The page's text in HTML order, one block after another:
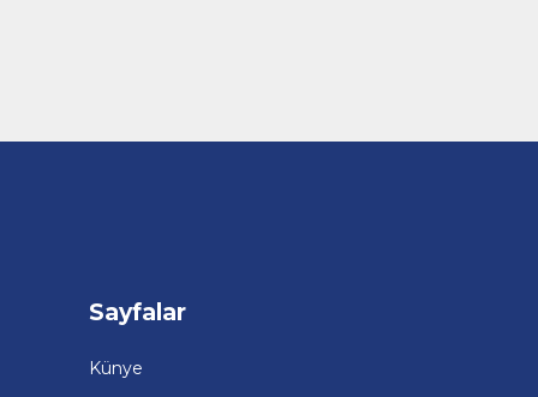
Sayfalar
Künye